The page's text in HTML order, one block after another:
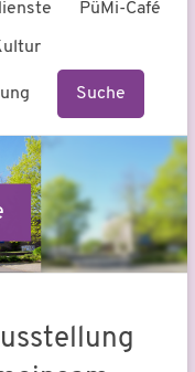
PüMi-Café
Suche